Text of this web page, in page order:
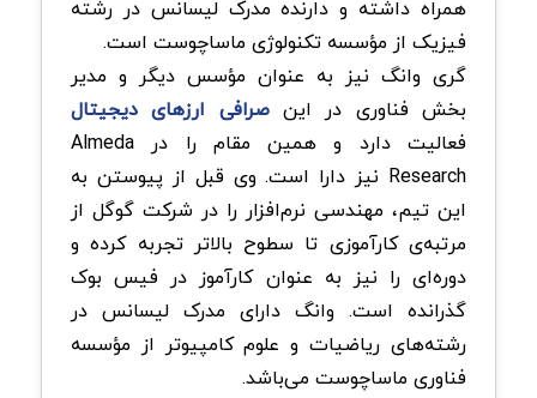
همراه داشته و دارنده مدرک لیسانس در رشته
فیزیک از مؤسسه تکنولوژی ماساچوست است.
گری وانگ نیز به عنوان ‌مؤسس دیگر و مدیر
بخش فناوری در اینصرافی ارزهای دیجیتال
فعالیت دارد و همین مقام را در Almeda
Research نیز دارا است. وی قبل از پیوستن به
این تیم، مهندسی نرم‌افزار را در شرکت گوگل از
مرتبه‌ی کارآموزی تا سطوح بالاتر تجربه کرده و
دوره‌ای را نیز به عنوان کارآموز در فیس بوک
گذرانده است. وانگ دارای مدرک لیسانس در
رشته‌های ریاضیات و علوم کامپیوتر از مؤسسه
فناوری ماساچوست می‌باشد.